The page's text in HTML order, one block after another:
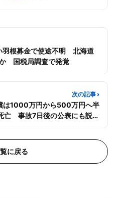
羽根募金で使途不明 北海道
国税局調査で発覚
次の記事 ›
は1000万円から500万円へ半
事故7日後の公表にも説明
責任
に戻る